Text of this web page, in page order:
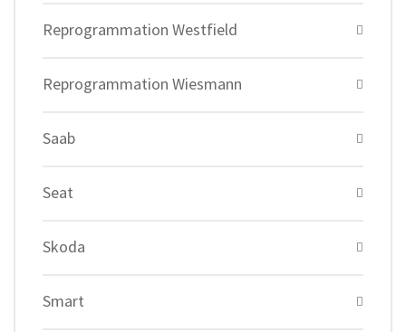
Reprogrammation Westfield
Reprogrammation Wiesmann
Saab
Seat
Skoda
Smart